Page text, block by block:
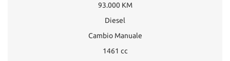
93.000 KM
Diesel
Cambio Manuale
1461 cc